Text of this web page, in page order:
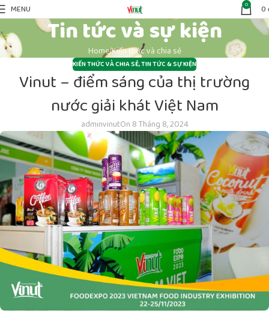
MENU 0 0
Tin tức và sự kiện
HomeKiến thức và chia sẻ
KIẾN THỨC VÀ CHIA SẺ,TIN TỨC & SỰ KIỆN
Vinut – điểm sáng của thị trường
nước giải khát Việt Nam
adminvinutOn 8 Tháng 8, 2024